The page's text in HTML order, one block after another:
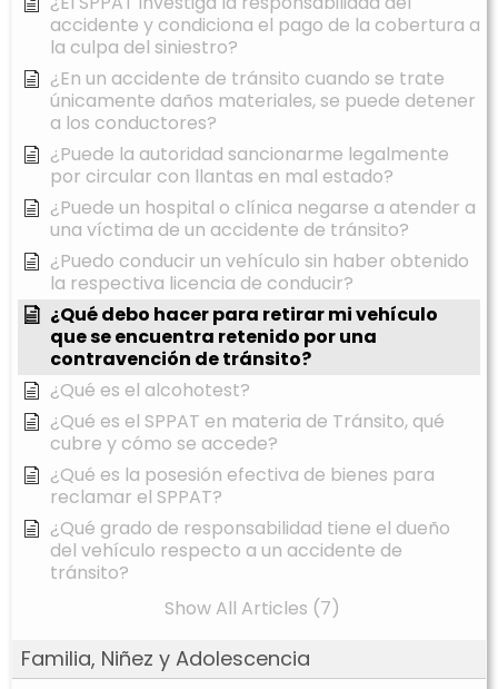
accidente y condiciona el pago de la cobertura a
la culpa del siniestro?
¿En un accidente de tránsito cuando se trate
únicamente daños materiales, se puede detener
a los conductores?
¿Puede la autoridad sancionarme legalmente
por circular con llantas en mal estado?
¿Puede un hospital o clínica negarse a atender a
una víctima de un accidente de tránsito?
¿Puedo conducir un vehículo sin haber obtenido
la respectiva licencia de conducir?
¿Qué debo hacer para retirar mi vehículo
que se encuentra retenido por una
contravención de tránsito?
¿Qué es el alcohotest?
¿Qué es el SPPAT en materia de Tránsito, qué
cubre y cómo se accede?
¿Qué es la posesión efectiva de bienes para
reclamar el SPPAT?
¿Qué grado de responsabilidad tiene el dueño
del vehículo respecto a un accidente de
tránsito?
Show All Articles (7)
Familia, Niñez y Adolescencia